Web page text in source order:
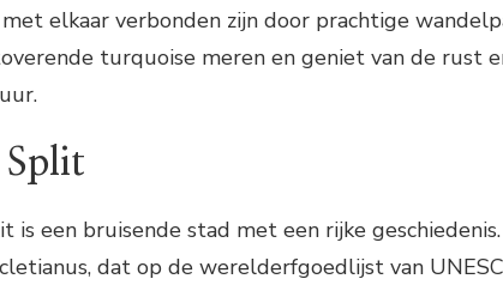
elkaar verbonden zijn door prachtige
turquoise meren en geniet van de rust
Split
is een bruisende stad met een rijke
dat op de werelderfgoedlijst van